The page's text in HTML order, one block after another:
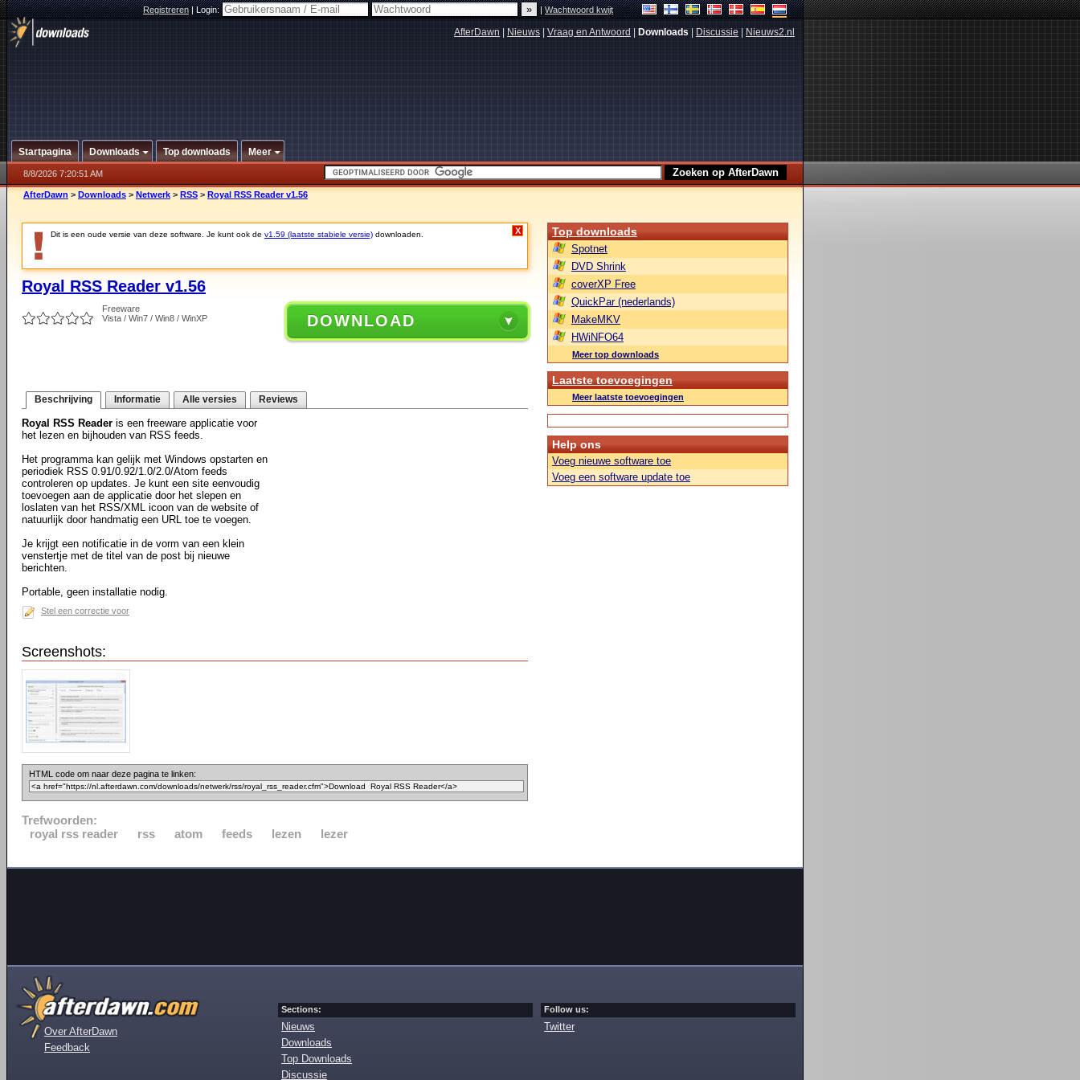
Registreren|Login: |Wachtwoord kwijt
AfterDawn Nieuws Vraag en Antwoord Downloads Discussie Nieuws2.nl
Startpagina Downloads Top downloads Meer
8/8/2026 7:20:51 AM
AfterDawn > Downloads > Netwerk > RSS > Royal RSS Reader v1.56
Dit is een oude versie van deze software. Je kunt ook de v1.59 (laatste stabiele versie) downloaden. X
Royal RSS Reader v1.56
Freeware
Vista / Win7 / Win8 / WinXP
DOWNLOAD
Beschrijving Informatie Alle versies Reviews
Royal RSS Reader is een freeware applicatie voor
het lezen en bijhouden van RSS feeds.
Het programma kan gelijk met Windows opstarten en
periodiek RSS 0.91/0.92/1.0/2.0/Atom feeds
controleren op updates. Je kunt een site eenvoudig
toevoegen aan de applicatie door het slepen en
loslaten van het RSS/XML icoon van de website of
natuurlijk door handmatig een URL toe te voegen.
Je krijgt een notificatie in de vorm van een klein
venstertje met de titel van de post bij nieuwe
berichten.
Portable, geen installatie nodig.
Stel een correctie voor
Screenshots:
HTML code om naar deze pagina te linken:
Trefwoorden:
royal rss reader
rss atom feeds lezen lezer
Top downloads
Spotnet
DVD Shrink
coverXP Free
QuickPar (nederlands)
MakeMKV
HWiNFO64
Meer top downloads
Laatste toevoegingen
Meer laatste toevoegingen
Help ons
Voeg nieuwe software toe
Voeg een software update toe
Over AfterDawn
Feedback
Sections:
Nieuws
Downloads
Top Downloads
Discussie
Follow us:
Twitter